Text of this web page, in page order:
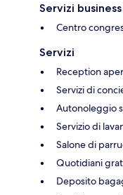
Servizi business
Centro
Servizi
Reception
Servizi di
Autonoleggio
Servizio di
Salone di
Quotidiani
Deposito